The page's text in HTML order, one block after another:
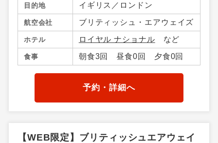
目的地 イギリス／ロンドン
航空会社 ブリティッシュ・エアウェイズ
ホテル ロイヤル ナショナル など
食事 朝食3回 昼食0回 夕食0回
予約・詳細へ
【WEB限定】ブリティッシュエアウェイ